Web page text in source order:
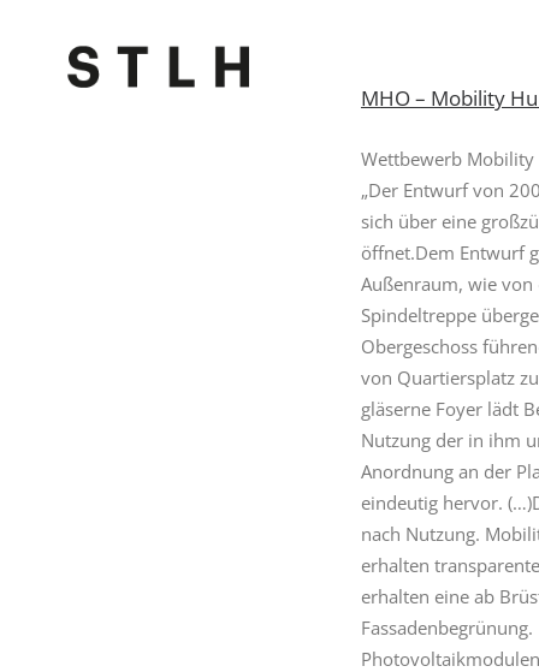
MHO – Mobility
Wettbewerb Mobility
„Der Entwurf von
sich über eine
öffnet.Dem Entwurf
Außenraum, wie
Spindeltreppe
Obergeschoss
von Quartiersplatz
gläserne Foyer lädt
Nutzung der in ihm
Anordnung an der
eindeutig hervor.
nach Nutzung.
erhalten
erhalten eine ab